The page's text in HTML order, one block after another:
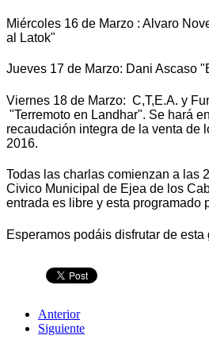
Miércoles 16 de Marzo : Alvaro
al Latok"
Jueves 17 de Marzo: Dani Ascaso
Viernes 18 de Marzo: C,T,E.A. y
"Terremoto en Landhar". Se hará
recaudación integra de la venta de
2016.
Todas las charlas comienzan a las
Civico Municipal de Ejea de los
entrada es libre y esta programado
Esperamos podáis disfrutar de esta
Anterior
Siguiente